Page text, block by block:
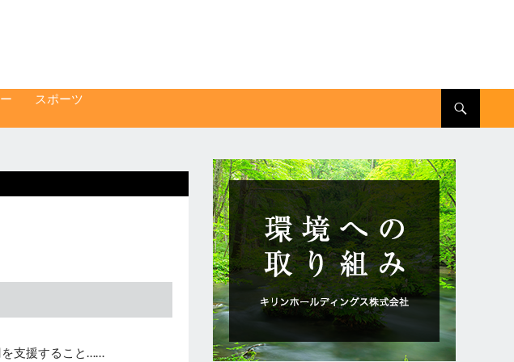
スポーツ
を支援すること……